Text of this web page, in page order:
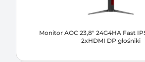
Monitor AOC 23,8" 24G4HA Fast
2xHDMI DP głośniki